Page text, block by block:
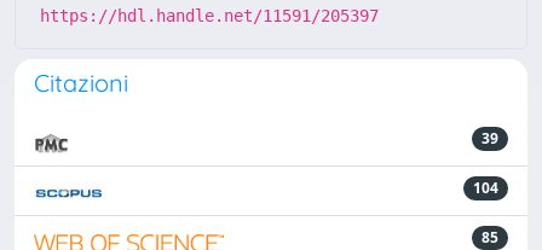
https://hdl.handle.net/11591/205397
Citazioni
39
104
85